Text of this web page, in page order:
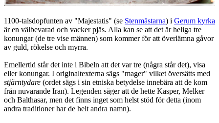
1100-talsdopfunten av "Majestatis" (se Stenmästarna) i Gerum kyrka
är en välbevarad och vacker pjäs. Alla kan se att det är heliga tre
konungar (de tre vise männen) som kommer för att överlämna gåvor
av guld, rökelse och myrra.
Emellertid står det inte i Bibeln att det var tre (några står det), visa
eller konungar. I originaltexterna sägs "mager" vilket översätts med
stjärntydare (ordet sägs i sin etniska betydelse innebära att de kom
från nuvarande Iran). Legenden säger att de hette Kasper, Melker
och Balthasar, men det finns inget som helst stöd för detta (inom
andra traditioner har de helt andra namn).